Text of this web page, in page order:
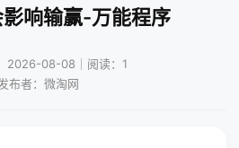
响输赢-万能程序
2026-08-08｜阅读：1
布者：微淘网